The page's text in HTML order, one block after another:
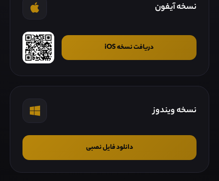
نسخه آیفون
دریافت نسخه iOS
نسخه ویندوز
دانلود فایل نصبی